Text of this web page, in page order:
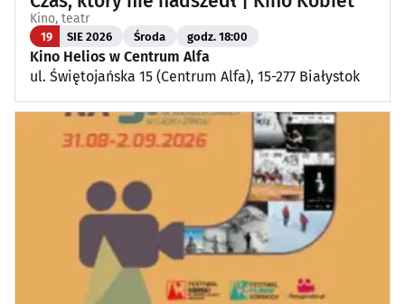
Kino, teatr
19 SIE 2026 Środa godz. 18:00
Kino Helios w Centrum Alfa
ul. Świętojańska 15 (Centrum Alfa), 15-277 Białystok